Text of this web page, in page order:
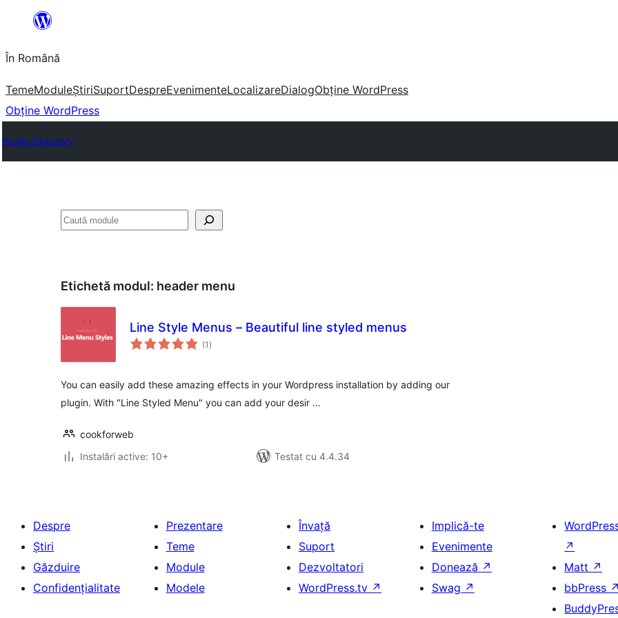
conținut
În Română
TemeModuleȘtiriSuportDespreEvenimenteLocalizareDialogObține WordPress
Obține WordPress
Plugin Directory
Caută
Etichetă modul: header menu
Line Style Menus – Beautiful line styled menus
(1 total
aprecieri
)
You can easily add these amazing effects in your Wordpress installation by adding our
plugin. With "Line Styled Menu" you can add your desir …
cookforweb
Instalări active: 10+
Testat cu 4.4.34
Despre
Știri
Găzduire
Confidențialitate
Prezentare
Teme
Module
Modele
Învață
Suport
Dezvoltatori
WordPress.tv ↗
Implică-te
Evenimente
Donează ↗
Swag ↗
↗
Matt ↗
bbPress ↗